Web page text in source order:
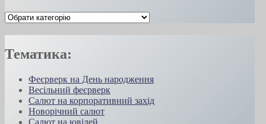
Категорії
Тематика:
Феєрверк на День народження
Весільний феєрверк
Салют на корпоративний захід
Новорічний салют